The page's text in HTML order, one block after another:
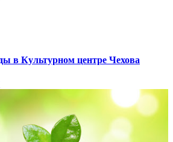
в Культурном центре Чехова